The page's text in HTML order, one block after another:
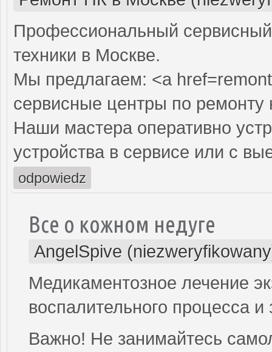
Профессиональный
техники в Москве.
Мы предлагаем: <a
сервисные центры по ремонту
Наши мастера оперативно
устройства в сервисе или с
odpowiedz
Все о кожном недуге
AngelSpive
Медикаментозное лечение
воспалительного процесса и
Важно! Не занимайтесь